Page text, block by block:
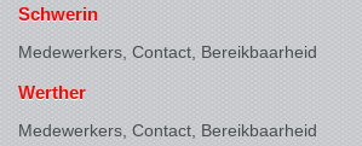
Schwerin
Medewerkers, Contact, Bereikbaarheid
Werther
Medewerkers, Contact, Bereikbaarheid